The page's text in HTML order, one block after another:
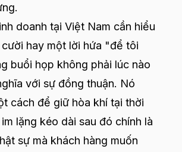
doanh tại Việt Nam cần hiểu
hay một lời hứa "để tôi
buổi họp không phải lúc nào
với sự đồng thuận. Nó
cách để giữ hòa khí tại thời
lặng kéo dài sau đó chính là
sự mà khách hàng muốn